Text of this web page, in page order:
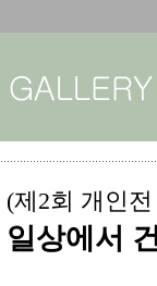
(제2회 개인
일상에서